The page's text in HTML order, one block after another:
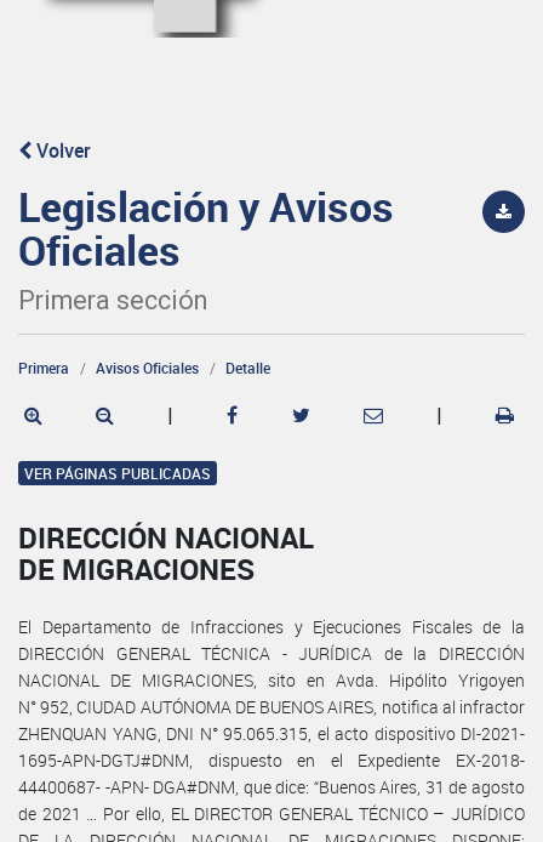
Volver
Legislación y Avisos
Oficiales
Primera sección
Primera Avisos Oficiales Detalle
| |
VER PÁGINAS PUBLICADAS
DIRECCIÓN NACIONAL
DE MIGRACIONES
El Departamento de Infracciones y Ejecuciones Fiscales de la
DIRECCIÓN GENERAL TÉCNICA - JURÍDICA de la DIRECCIÓN
NACIONAL DE MIGRACIONES, sito en Avda. Hipólito Yrigoyen
N° 952, CIUDAD AUTÓNOMA DE BUENOS AIRES, notifica al infractor
ZHENQUAN YANG, DNI N° 95.065.315, el acto dispositivo DI-2021-
1695-APN-DGTJ#DNM, dispuesto en el Expediente EX-2018-
44400687- -APN- DGA#DNM, que dice: “Buenos Aires, 31 de agosto
de 2021 … Por ello, EL DIRECTOR GENERAL TÉCNICO – JURÍDICO